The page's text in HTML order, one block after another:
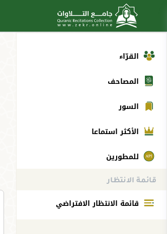
القرّاء
المصاحف
السور
الأكثر استماعا
للمطورين
قائمة الانتظار
قائمة الانتظار الافتراضي